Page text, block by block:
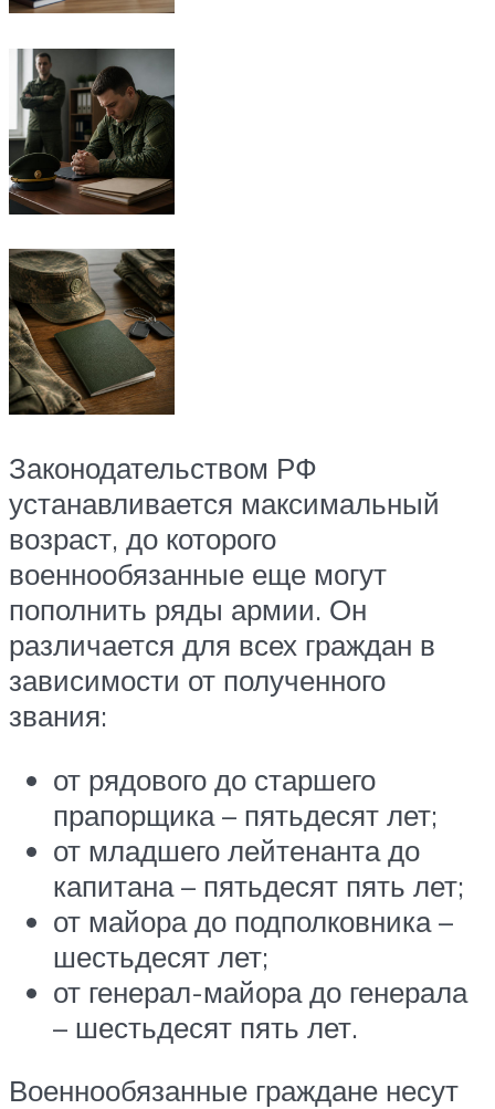
Законодательством РФ
устанавливается максимальный
возраст, до которого
военнообязанные еще могут
пополнить ряды армии. Он
различается для всех граждан в
зависимости от полученного
звания:
от рядового до старшего
прапорщика – пятьдесят лет;
от младшего лейтенанта до
капитана – пятьдесят пять лет;
от майора до подполковника –
шестьдесят лет;
от генерал-майора до генерала
– шестьдесят пять лет.
Военнообязанные граждане несут